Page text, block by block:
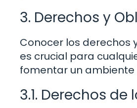
3. Derechos y
Conocer los derechos
es crucial para
fomentar un
3.1. Derechos